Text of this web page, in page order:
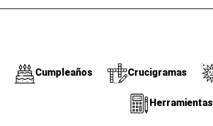
Cumpleaños Crucigramas
Herramientas